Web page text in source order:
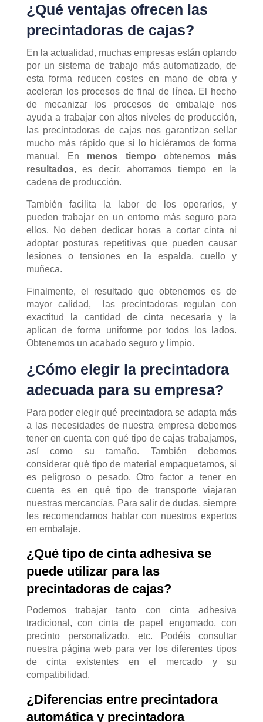
¿Qué ventajas ofrecen las
precintadoras de cajas?
En la actualidad, muchas empresas están optando
por un sistema de trabajo más automatizado, de
esta forma reducen costes en mano de obra y
aceleran los procesos de final de línea. El hecho
de mecanizar los procesos de embalaje nos
ayuda a trabajar con altos niveles de producción,
las precintadoras de cajas nos garantizan sellar
mucho más rápido que si lo hiciéramos de forma
manual. En menos tiempo obtenemos más
resultados, es decir, ahorramos tiempo en la
cadena de producción.
También facilita la labor de los operarios, y
pueden trabajar en un entorno más seguro para
ellos. No deben dedicar horas a cortar cinta ni
adoptar posturas repetitivas que pueden causar
lesiones o tensiones en la espalda, cuello y
muñeca.
Finalmente, el resultado que obtenemos es de
mayor calidad, las precintadoras regulan con
exactitud la cantidad de cinta necesaria y la
aplican de forma uniforme por todos los lados.
Obtenemos un acabado seguro y limpio.
¿Cómo elegir la precintadora
adecuada para su empresa?
Para poder elegir qué precintadora se adapta más
a las necesidades de nuestra empresa debemos
tener en cuenta con qué tipo de cajas trabajamos,
así como su tamaño. También debemos
considerar qué tipo de material empaquetamos, si
es peligroso o pesado. Otro factor a tener en
cuenta es en qué tipo de transporte viajaran
nuestras mercancías. Para salir de dudas, siempre
les recomendamos hablar con nuestros expertos
en embalaje.
¿Qué tipo de cinta adhesiva se
puede utilizar para las
precintadoras de cajas?
Podemos trabajar tanto con cinta adhesiva
tradicional, con cinta de papel engomado, con
precinto personalizado, etc. Podéis consultar
nuestra página web para ver los diferentes tipos
de cinta existentes en el mercado y su
compatibilidad.
¿Diferencias entre precintadora
automática y precintadora